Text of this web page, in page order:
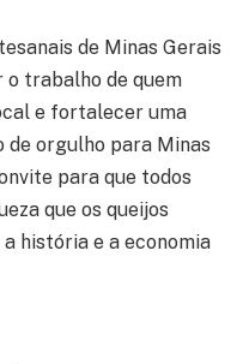
de Minas Gerais
trabalho de quem
e fortalecer uma
de orgulho para Minas
para que todos
que os queijos
história e a economia